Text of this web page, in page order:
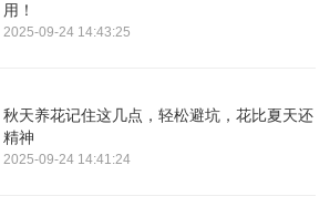
用！
2025-09-24 14:43:25
秋天养花记住这几点，轻松避坑，花比夏天还
精神
2025-09-24 14:41:24